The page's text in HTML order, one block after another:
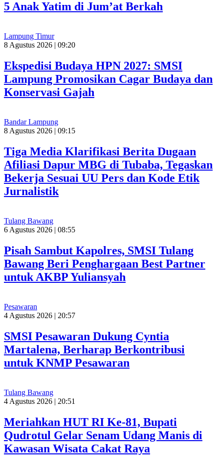
5 Anak Yatim di Jum’at Berkah
Lampung Timur
8 Agustus 2026 | 09:20
Ekspedisi Budaya HPN 2027: SMSI
Lampung Promosikan Cagar Budaya dan
Konservasi Gajah
Bandar Lampung
8 Agustus 2026 | 09:15
Tiga Media Klarifikasi Berita Dugaan
Afiliasi Dapur MBG di Tubaba, Tegaskan
Bekerja Sesuai UU Pers dan Kode Etik
Jurnalistik
Tulang Bawang
6 Agustus 2026 | 08:55
Pisah Sambut Kapolres, SMSI Tulang
Bawang Beri Penghargaan Best Partner
untuk AKBP Yuliansyah
Pesawaran
4 Agustus 2026 | 20:57
SMSI Pesawaran Dukung Cyntia
Martalena, Berharap Berkontribusi
untuk KNMP Pesawaran
Tulang Bawang
4 Agustus 2026 | 20:51
Meriahkan HUT RI Ke-81, Bupati
Qudrotul Gelar Senam Udang Manis di
Kawasan Wisata Cakat Raya